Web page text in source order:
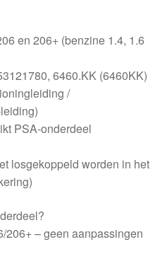
en 206+ (benzine 1.4, 1.6
6460.KK (6460KK)
/
PSA-onderdeel
losgekoppeld worden in het
206+ – geen aanpassingen